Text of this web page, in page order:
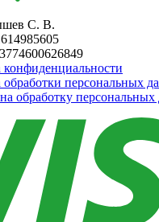
С. В.
персональных
обработку